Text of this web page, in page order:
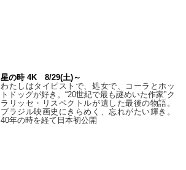
星の時 4K 8/29(土)～
わたしはタイピストで、処⼥で、コーラとホッ
トドッグが好き。“20世紀で最も謎めいた作家”ク
ラリッセ・リスペクトルが遺した最後の物語。
ブラジル映画史にきらめく、忘れがたい輝き。
40年の時を経て⽇本初公開